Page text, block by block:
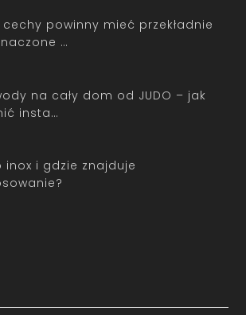
cechy powinny mieć przekładnie
…
na cały dom od JUDO – jak
insta…
inox i gdzie znajduje